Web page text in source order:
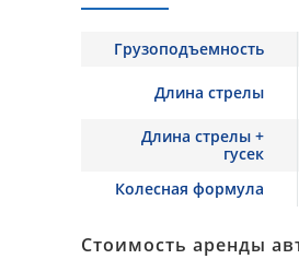
Грузоподъемность
Длина стрелы
Длина стрелы +
гусек
Колесная формула
Стоимость аренды